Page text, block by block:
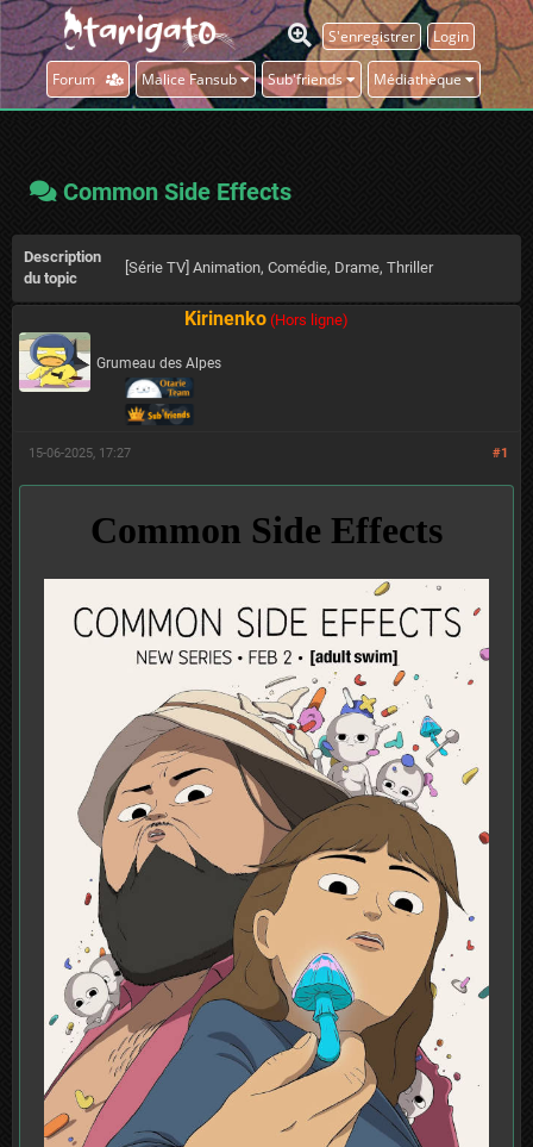
S'enregistrer Login
Forum Malice Fansub Sub'friends Médiathèque
Common Side Effects
Description
du topic
[Série TV] Animation, Comédie, Drame, Thriller
Kirinenko (Hors ligne)
Grumeau des Alpes
#1
15-06-2025, 17:27
Common Side Effects